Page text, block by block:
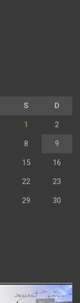
S D
1 2
8 9
15 16
22 23
29 30